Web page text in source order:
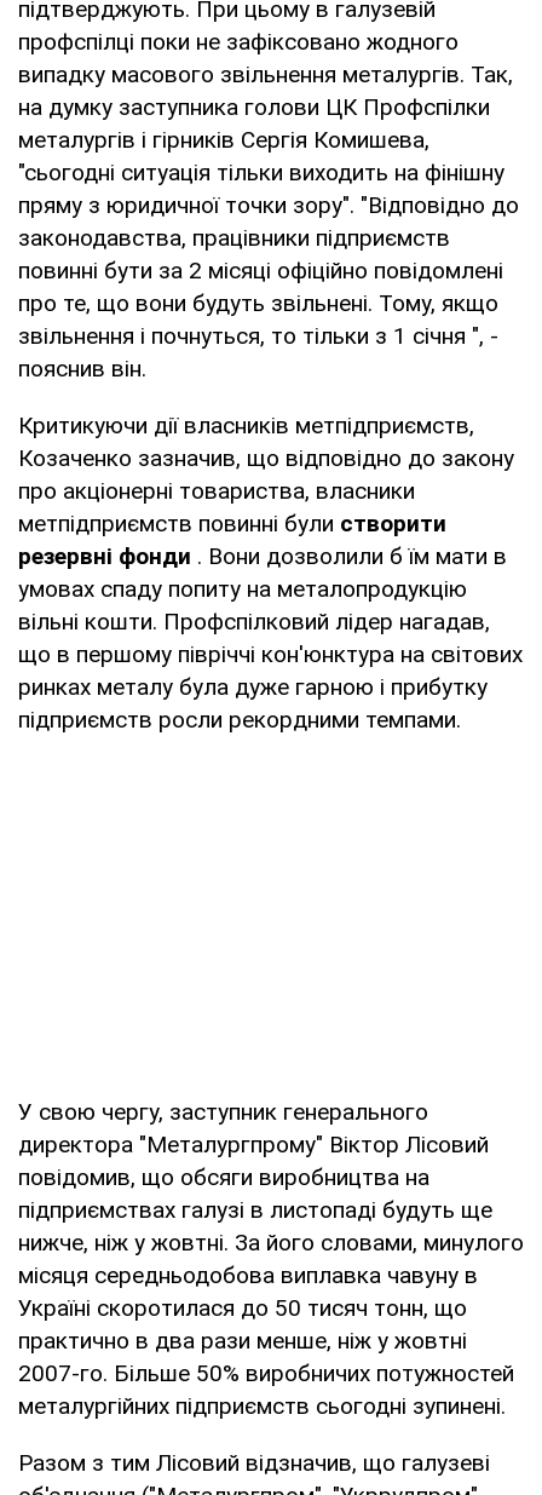
підтверджують. При цьому в галузевій
профспілці поки не зафіксовано жодного
випадку масового звільнення металургів. Так,
на думку заступника голови ЦК Профспілки
металургів і гірників Сергія Комишева,
"сьогодні ситуація тільки виходить на фінішну
пряму з юридичної точки зору". "Відповідно до
законодавства, працівники підприємств
повинні бути за 2 місяці офіційно повідомлені
про те, що вони будуть звільнені. Тому, якщо
звільнення і почнуться, то тільки з 1 січня ", -
пояснив він.
Критикуючи дії власників метпідприємств,
Козаченко зазначив, що відповідно до закону
про акціонерні товариства, власники
метпідприємств повинні були створити
резервні фонди . Вони дозволили б їм мати в
умовах спаду попиту на металопродукцію
вільні кошти. Профспілковий лідер нагадав,
що в першому півріччі кон'юнктура на світових
ринках металу була дуже гарною і прибутку
підприємств росли рекордними темпами.
У свою чергу, заступник генерального
директора "Металургпрому" Віктор Лісовий
повідомив, що обсяги виробництва на
підприємствах галузі в листопаді будуть ще
нижче, ніж у жовтні. За його словами, минулого
місяця середньодобова виплавка чавуну в
Україні скоротилася до 50 тисяч тонн, що
практично в два рази менше, ніж у жовтні
2007-го. Більше 50% виробничих потужностей
металургійних підприємств сьогодні зупинені.
Разом з тим Лісовий відзначив, що галузеві